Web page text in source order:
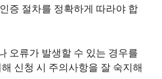
증 절차를 정확하게 따라야 합
오류가 발생할 수 있는 경우를
신청 시 주의사항을 잘 숙지해